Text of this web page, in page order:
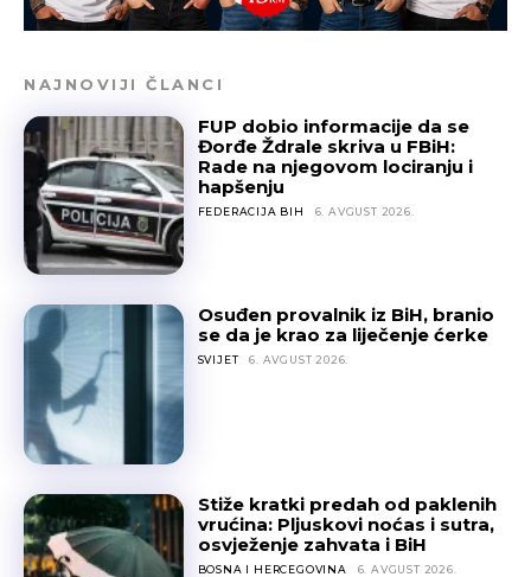
NAJNOVIJI ČLANCI
FUP dobio informacije da se
Đorđe Ždrale skriva u FBiH:
Rade na njegovom lociranju i
hapšenju
FEDERACIJA BIH 6. AVGUST 2026.
Osuđen provalnik iz BiH, branio
se da je krao za liječenje ćerke
SVIJET 6. AVGUST 2026.
Stiže kratki predah od paklenih
vrućina: Pljuskovi noćas i sutra,
osvježenje zahvata i BiH
BOSNA I HERCEGOVINA 6. AVGUST 2026.